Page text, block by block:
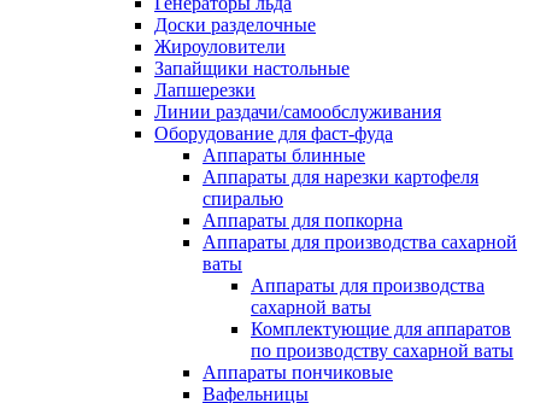
Доски разделочные
Жироуловители
Запайщики настольные
Лапшерезки
Линии раздачи/самообслуживания
Оборудование для фаст-фуда
Аппараты блинные
Аппараты для нарезки картофеля
спиралью
Аппараты для попкорна
Аппараты для производства сахарной
ваты
Аппараты для производства
сахарной ваты
Комплектующие для аппаратов
по производству сахарной ваты
Аппараты пончиковые
Вафельницы